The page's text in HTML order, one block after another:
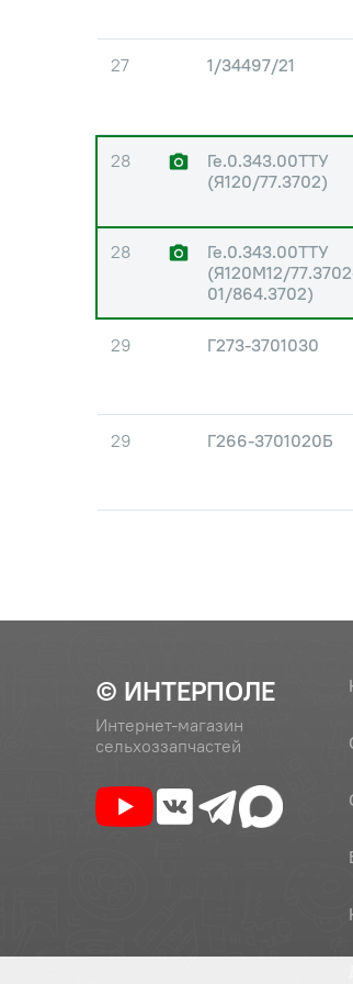
27 1/34497/21
28
Ге.0.343.00ТТУ
(Я120/77.3702)
28
Ге.0.343.00ТТУ
(Я120М12/
01/864.3702)
29 Г273-3701030
29 Г266-3701020Б
© ИНТЕРПОЛЕ
Интернет-магазин
сельхоззапчастей